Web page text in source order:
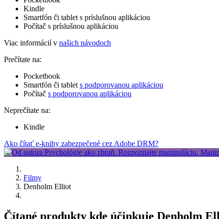
Kindle
Smartfón či tablet s príslušnou aplikáciou
Počítač s príslušnou aplikáciou
Viac informácií v našich návodoch
Prečítate na:
Pocketbook
Smartfón či tablet s podporovanou aplikáciou
Počítač s podporovanou aplikáciou
Neprečítate na:
Kindle
Ako čítať e-knihy zabezpečené cez Adobe DRM?
Filmy
Denholm Elliot
Čítané produkty kde účinkuje Denholm